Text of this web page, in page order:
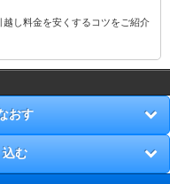
し料金を安くするコツをご紹介
おす
込む